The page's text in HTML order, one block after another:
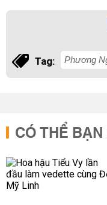
Tag: Phương
CÓ THỂ